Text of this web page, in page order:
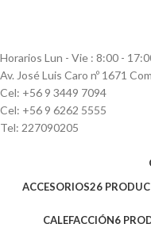
Horarios Lun - Vie : 8:00 -
Av. José Luis Caro nº 1671
Cel: +56 9 3449 7094
Cel: +56 9 6262 5555
Tel: 227090205
ACCESORIOS26
CALEFACCIÓN6